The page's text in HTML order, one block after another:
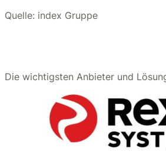
Quelle: index Gruppe
Die wichtigsten Anbieter und